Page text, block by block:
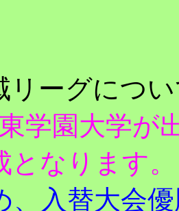
ーグにつ
学園大学が
なります。
入替大会優